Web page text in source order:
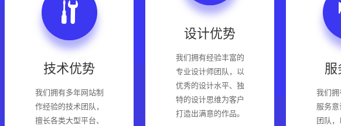
技术优势
我们拥有多年网站制
作经验的技术团队，
擅长各类大型平台、
设计优势
我们拥有经验丰富的
专业设计师团队，以
优秀的设计水平、独
特的设计思维为客户
打造出满意的作品。
我们
服务
团队